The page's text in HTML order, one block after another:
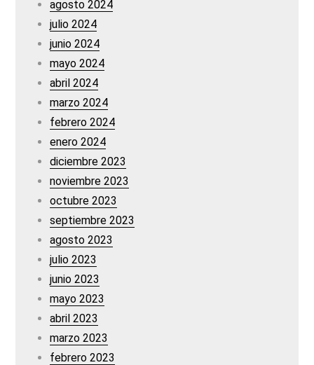
agosto 2024
julio 2024
junio 2024
mayo 2024
abril 2024
marzo 2024
febrero 2024
enero 2024
diciembre 2023
noviembre 2023
octubre 2023
septiembre 2023
agosto 2023
julio 2023
junio 2023
mayo 2023
abril 2023
marzo 2023
febrero 2023